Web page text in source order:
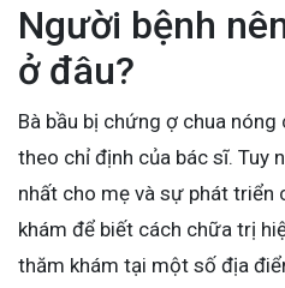
Người bệnh
ở đâu?
Bà bầu bị chứng ợ chua
theo chỉ định của bác sĩ. Tuy
nhất cho mẹ và sự phát triển
khám để biết cách chữa trị
thăm khám tại một số địa